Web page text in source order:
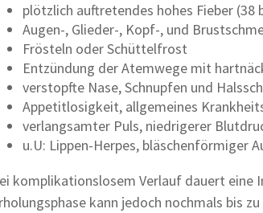
plötzlich auftretendes hohes Fieber (38
Augen-, Glieder-, Kopf-, und
Frösteln oder Schüttelfrost
Entzündung der Atemwege mit
verstopfte Nase, Schnupfen und
Appetitlosigkeit, allgemeines
verlangsamter Puls, niedrigerer
u.U: Lippen-Herpes, bläschenförmiger
komplikationslosem Verlauf dauert eine
kann jedoch nochmals bis